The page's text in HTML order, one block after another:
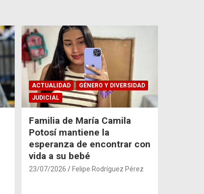
ACTUALIDAD
GÉNERO Y DIVERSIDAD
JUDICIAL
Familia de María Camila
Potosí mantiene la
esperanza de encontrar con
vida a su bebé
23/07/2026 Felipe Rodríguez Pérez